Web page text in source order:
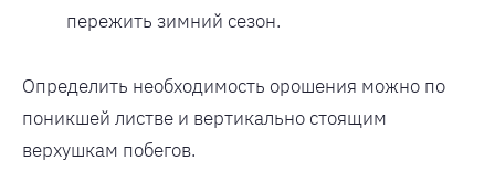
пережить зимний сезон.
Определить необходимость орошения можно по
поникшей листве и вертикально стоящим
верхушкам побегов.